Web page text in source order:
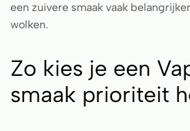
een zuivere smaak vaak
wolken.
Zo kies je een
smaak prioriteit